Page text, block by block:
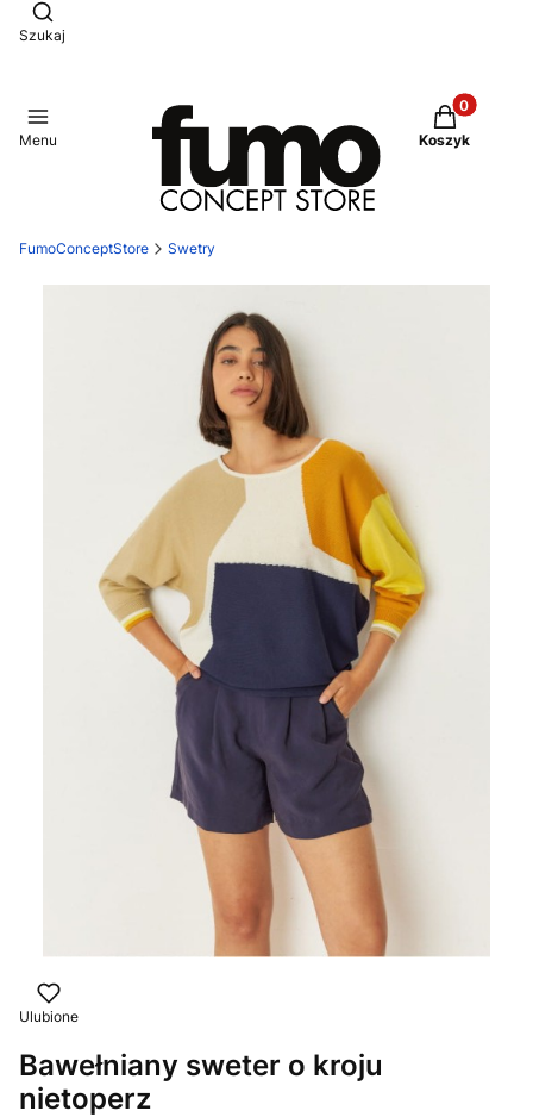
Otwórz wyszukiwarkę
Szukaj
Menu
Produkty
Koszyk
FumoConceptStore Swetry
Ulubione
Bawełniany sweter o kroju
nietoperz